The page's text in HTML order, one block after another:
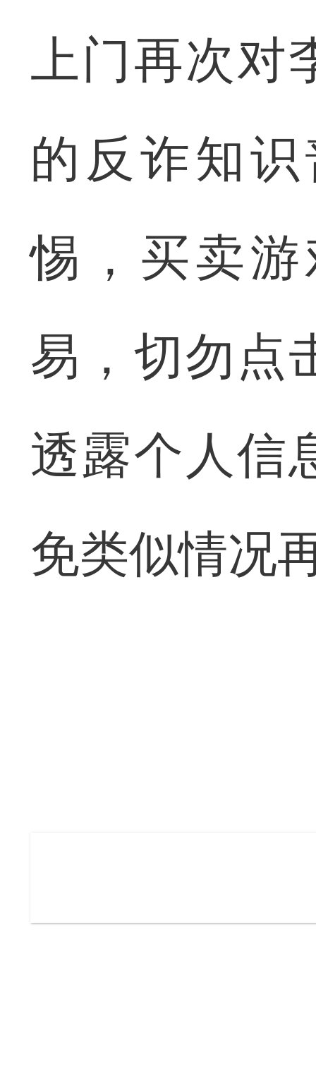
上门再次
的反诈知
惕，买卖
易，切勿点
透露个人信
免类似情况